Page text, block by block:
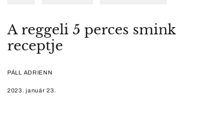
A reggeli 5 perces smink
receptje
PÁLL ADRIENN
2023. január 23.